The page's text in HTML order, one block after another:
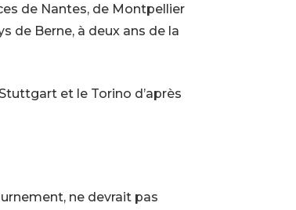
de Nantes, de Montpellier
de Berne, à deux ans de la
et le Torino d’après
ne devrait pas